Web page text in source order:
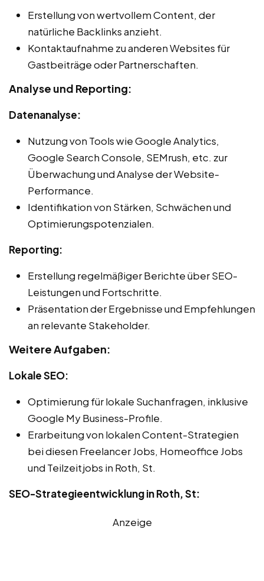
Erstellung von wertvollem Content, der
natürliche Backlinks anzieht.
Kontaktaufnahme zu anderen Websites für
Gastbeiträge oder Partnerschaften.
Analyse und Reporting:
Datenanalyse:
Nutzung von Tools wie Google Analytics,
Google Search Console, SEMrush, etc. zur
Überwachung und Analyse der Website-
Performance.
Identifikation von Stärken, Schwächen und
Optimierungspotenzialen.
Reporting:
Erstellung regelmäßiger Berichte über SEO-
Leistungen und Fortschritte.
Präsentation der Ergebnisse und Empfehlungen
an relevante Stakeholder.
Weitere Aufgaben:
Lokale SEO:
Optimierung für lokale Suchanfragen, inklusive
Google My Business-Profile.
Erarbeitung von lokalen Content-Strategien
bei diesen Freelancer Jobs, Homeoffice Jobs
und Teilzeitjobs in Roth, St.
SEO-Strategieentwicklung in Roth, St:
Anzeige